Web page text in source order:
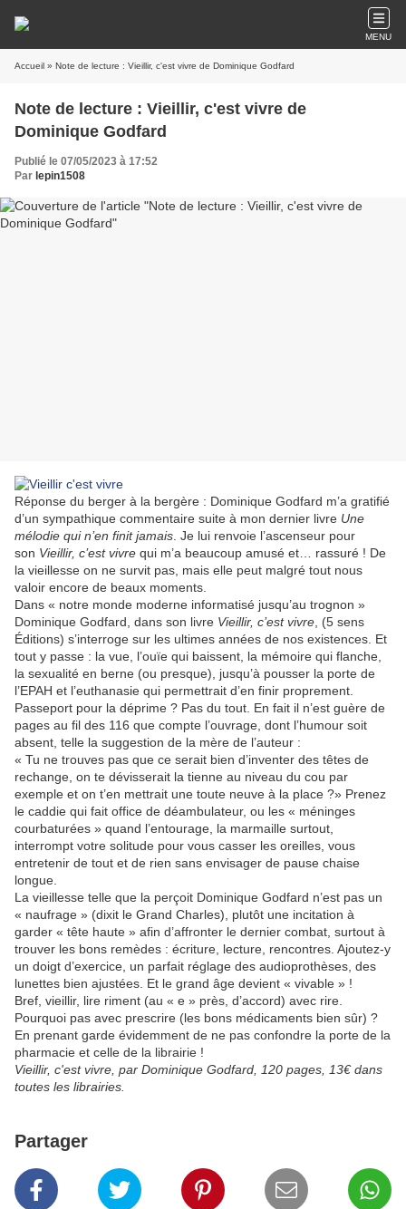
MENU
Accueil » Note de lecture : Vieillir, c'est vivre de Dominique Godfard
Note de lecture : Vieillir, c'est vivre de
Dominique Godfard
Publié le 07/05/2023 à 17:52
Par lepin1508
Réponse du berger à la bergère : Dominique Godfard m’a gratifié
d’un sympathique commentaire suite à mon dernier livre Une
mélodie qui n’en finit jamais . Je lui renvoie l’ascenseur pour
son Vieillir, c’est vivre qui m’a beaucoup amusé et… rassuré ! De
la vieillesse on ne survit pas, mais elle peut malgré tout nous
valoir encore de beaux moments.
Dans « notre monde moderne informatisé jusqu’au trognon »
Dominique Godfard, dans son livre Vieillir, c’est vivre , (5 sens
Éditions) s’interroge sur les ultimes années de nos existences. Et
tout y passe : la vue, l’ouïe qui baissent, la mémoire qui flanche,
la sexualité en berne (ou presque), jusqu’à pousser la porte de
l’EPAH et l’euthanasie qui permettrait d’en finir proprement.
Passeport pour la déprime ? Pas du tout. En fait il n’est guère de
pages au fil des 116 que compte l’ouvrage, dont l’humour soit
absent, telle la suggestion de la mère de l’auteur :
« Tu ne trouves pas que ce serait bien d’inventer des têtes de
rechange, on te dévisserait la tienne au niveau du cou par
exemple et on t’en mettrait une toute neuve à la place ?» Prenez
le caddie qui fait office de déambulateur, ou les « méninges
courbaturées » quand l’entourage, la marmaille surtout,
interrompt votre solitude pour vous casser les oreilles, vous
entretenir de tout et de rien sans envisager de pause chaise
longue.
La vieillesse telle que la perçoit Dominique Godfard n’est pas un
« naufrage » (dixit le Grand Charles), plutôt une incitation à
garder « tête haute » afin d’affronter le dernier combat, surtout à
trouver les bons remèdes : écriture, lecture, rencontres. Ajoutez-y
un doigt d’exercice, un parfait réglage des audioprothèses, des
lunettes bien ajustées. Et le grand âge devient « vivable » !
Bref, vieillir, lire riment (au « e » près, d’accord) avec rire.
Pourquoi pas avec prescrire (les bons médicaments bien sûr) ?
En prenant garde évidemment de ne pas confondre la porte de la
pharmacie et celle de la librairie !
Vieillir, c'est vivre, par Dominique Godfard, 120 pages, 13€ dans
toutes les librairies.
Partager